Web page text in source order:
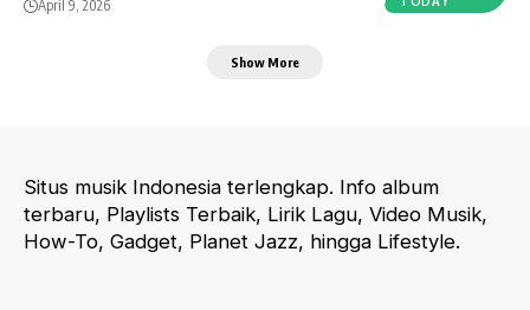
April 9, 2026
Show More
Situs musik Indonesia terlengkap. Info album
terbaru, Playlists Terbaik, Lirik Lagu, Video Musik,
How-To, Gadget, Planet Jazz, hingga Lifestyle.